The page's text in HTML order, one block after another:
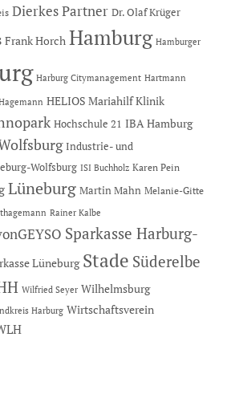
Dierkes Partner Dr. Olaf Krüger
Frank Horch Hamburg Hamburger
Harburg Citymanagement Hartmann
HELIOS Mariahilf Klinik
Hochschule 21 IBA Hamburg
Industrie- und
Wolfsburg ISI Buchholz Karen Pein
Lüneburg Martin Mahn Melanie-Gitte
Rainer Kalbe
Sparkasse Harburg-
Lüneburg Stade Süderelbe
Wilfried Seyer Wilhelmsburg
Harburg Wirtschaftsverein